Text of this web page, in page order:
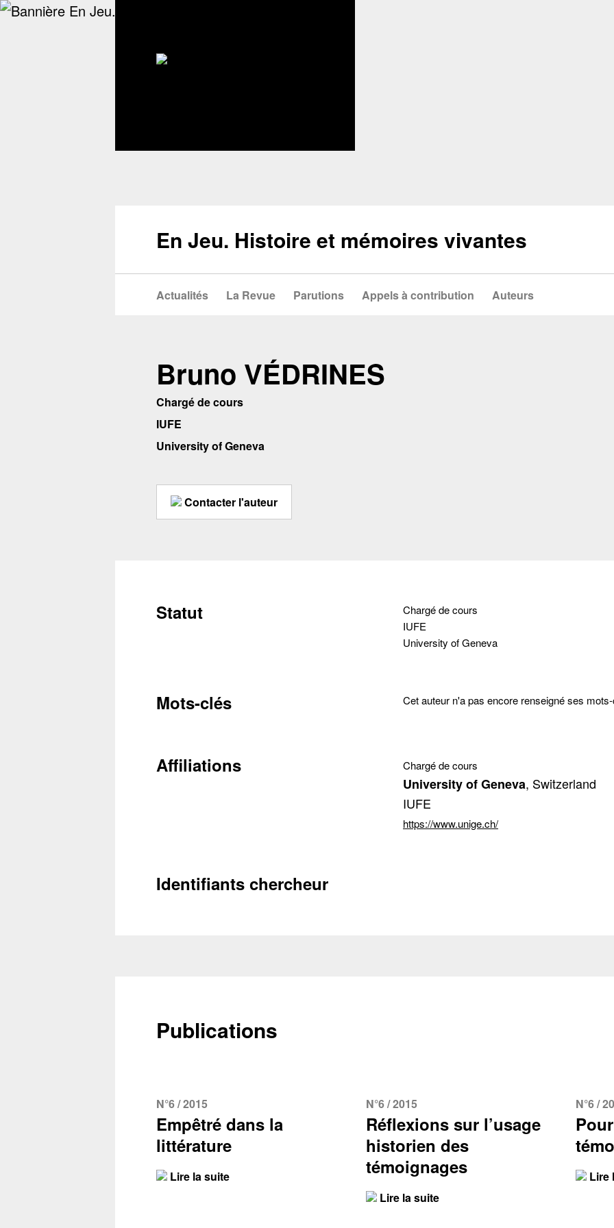
En Jeu. Histoire et mémoires vivantes
Actualités La Revue Parutions Appels à contribution Auteurs
Bruno VÉDRINES
Chargé de cours
IUFE
University of Geneva
Contacter l'auteur
Statut
Chargé de cours
IUFE
University of Geneva
Mots-clés Cet auteur n'a pas encore renseigné ses
Affiliations Chargé de cours
University of Geneva, Switzerland
IUFE
https://www.unige.ch/
Identifiants chercheur
Publications
N°6 / 2015
Empêtré dans la
littérature
Lire la suite
N°6 / 2015
Réflexions sur l’usage
historien des
témoignages
Lire la suite
N°6 /
Lire